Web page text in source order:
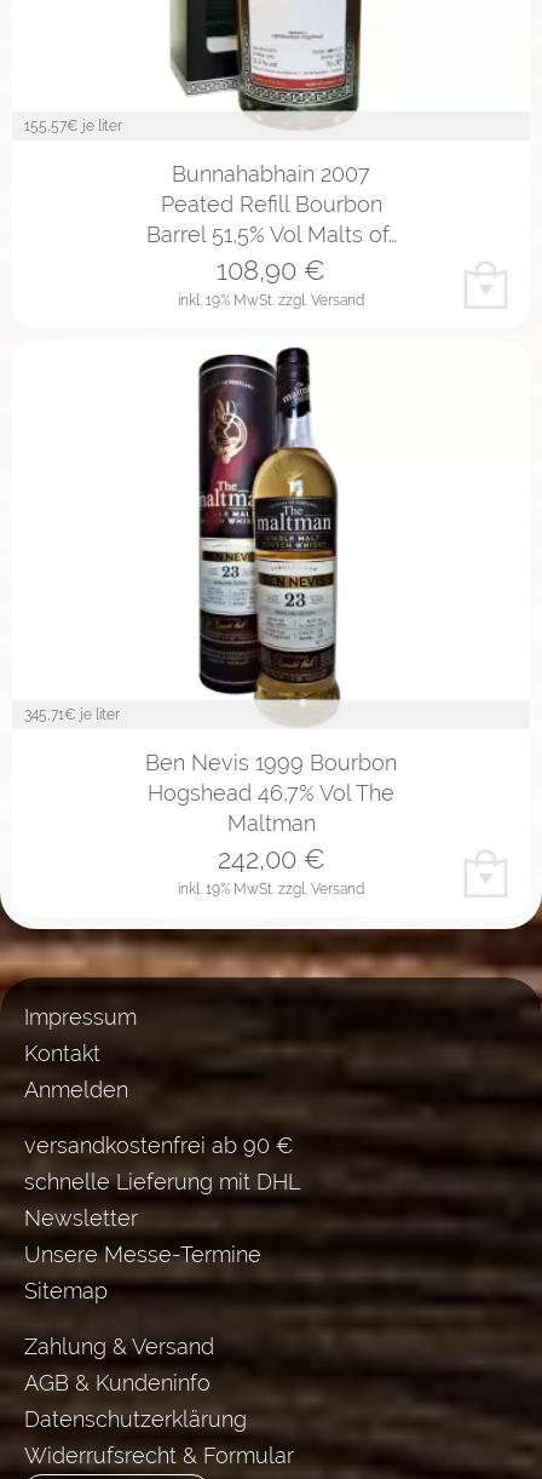
155,57€ je liter
Bunnahabhain 2007
Peated Refill Bourbon
Barrel 51,5% Vol Malts of…
inkl. 19% MwSt. zzgl. Versand
108,90 €
345,71€ je liter
Ben Nevis 1999 Bourbon
Hogshead 46,7% Vol The
Maltman
inkl. 19% MwSt. zzgl. Versand
242,00€
Impressum
Kontakt
Anmelden
versandkostenfrei ab 90 €
schnelle Lieferung mit DHL
Newsletter
Unsere Messe-Termine
Sitemap
Zahlung & Versand
AGB & Kundeninfo
Datenschutzerklärung
Widerrufsrecht & Formular